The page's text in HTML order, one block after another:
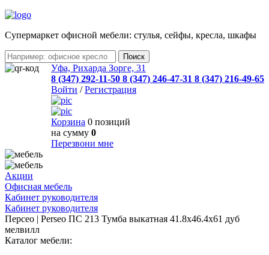
Cупермаркет офисной мебели: стулья, сейфы, кресла, шкафы
Уфа, Рихарда Зорге, 31
8 (347) 292-11-50 8 (347) 246-47-31 8 (347) 216-49-65
Войти /Регистрация
Корзина 0 позиций
на сумму 0
Перезвони мне
Акции
Офисная мебель
Кабинет руководителя
Кабинет руководителя
Персео | Perseo ПС 213 Тумба выкатная 41.8x46.4x61 дуб
мелвилл
Каталог мебели: